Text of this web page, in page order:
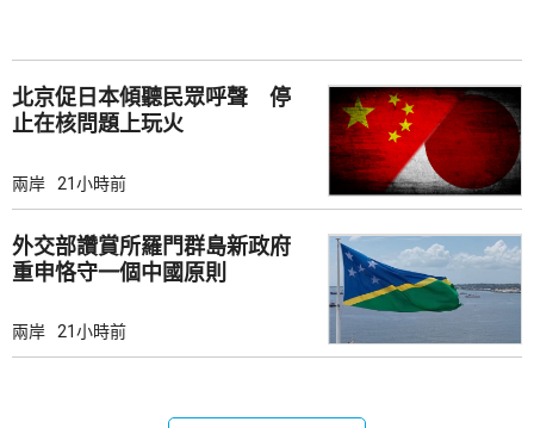
北京促日本傾聽民眾呼聲 停
止在核問題上玩火
兩岸 21小時前
外交部讚賞所羅門群島新政府
重申恪守一個中國原則
兩岸 21小時前